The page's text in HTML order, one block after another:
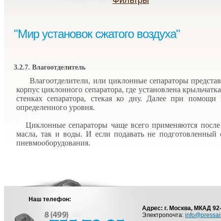
"Мир установок сжатого воздуха"
3.2.7. Влагоотделитель
Влагоотделители, или циклонные сепараторы
корпус циклонного сепаратора, где установлена
стенках сепаратора, стекая ко дну. Далее при
определенного уровня.
Циклонные сепараторы чаще всего применяются после
масла, так и воды. И если подавать не подготовленный
пневмооборудования.
Наш телефон:
Адрес: г. Москва, МКАД
Электропочта: